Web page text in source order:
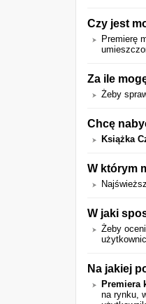
Czy jest
Premierę
Za ile
Żeby
Chcę
Książka
W którym
W jaki
Żeby
Na jakiej
Premiera
na rynku,